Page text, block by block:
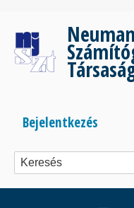
tartalomra
Bejelentkezés
menüje
Bejelentkezés